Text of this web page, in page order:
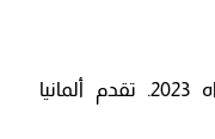
منحة DAAD للماجستير والدكتوراه 2023. تقدم ألمانيا